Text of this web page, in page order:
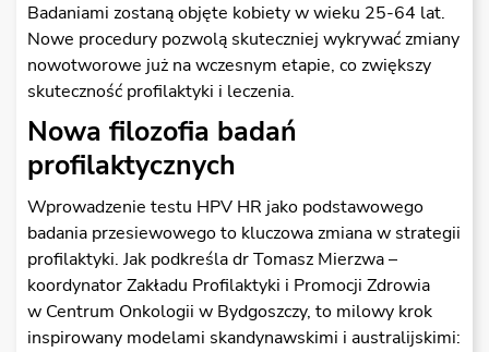
Badaniami zostaną objęte kobiety w wieku 25-64 lat.
Nowe procedury pozwolą skuteczniej wykrywać zmiany
nowotworowe już na wczesnym etapie, co zwiększy
skuteczność profilaktyki i leczenia.
Nowa filozofia badań
profilaktycznych
Wprowadzenie testu HPV HR jako podstawowego
badania przesiewowego to kluczowa zmiana w strategii
profilaktyki. Jak podkreśla dr Tomasz Mierzwa –
koordynator Zakładu Profilaktyki i Promocji Zdrowia
w Centrum Onkologii w Bydgoszczy, to milowy krok
inspirowany modelami skandynawskimi i australijskimi: